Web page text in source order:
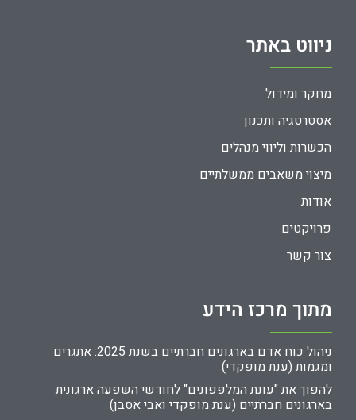
ניווט באתר
מחקר ומידול
אסטרטגיה ותכנון
הכשרות וליווי מנהלים
מיצוי משאבים ממשלתיים
אודות
פרויקטים
צור קשר
מתוך מרכז הידע
ניהול כוח אדם בארגונים חברתיים בשנת 2025: אתגרים
ומגמות (ענת מופקדי)
להפוך את "עונת המלפפונים" לחודשי השפעה ארגונית
בארגונים חברתיים (ענת מופקדי ואבי אסבן)